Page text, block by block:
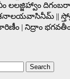
||
| నిద్రాం